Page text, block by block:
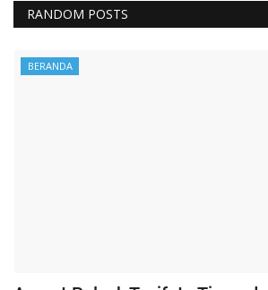
RANDOM POSTS
BERANDA